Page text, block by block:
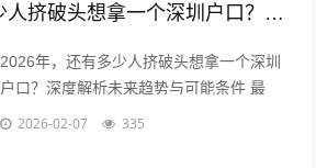
2026年，还有多少人挤破头想拿一个深圳户口？深度解析未来趋势与可能条件
2026年，还有多少人挤破头想拿一个深圳
户口？深度解析未来趋势与可能条件 最
近，后台总有粉丝私信我，问得最多的一个
2026-02-07 335